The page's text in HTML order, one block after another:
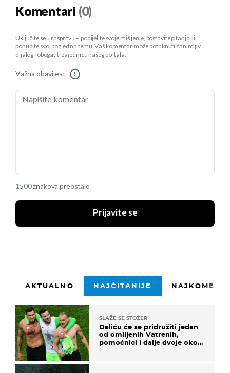
Komentari (0)
Uključite se u raspravu – podijelite svoje mišljenje, postavite pitanja ili
ponudite svoj pogled na temu. Vaš komentar može potaknuti zanimljiv
dijalog i obogatiti zajednicu našeg portala.
Važna obavijest !
1500 znakova preostalo
Prijavite se
AKTUALNO NAJČITANIJE
SLAŽE SE STOŽER
Daliću će se pridružiti jedan
od omiljenih Vatrenih,
pomoćnici i dalje dvoje oko